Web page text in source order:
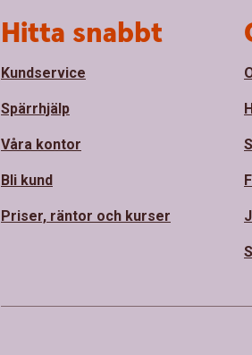
Hitta snabbt
Kundservice
Spärrhjälp
Våra kontor
Bli kund
Priser, räntor och kurser